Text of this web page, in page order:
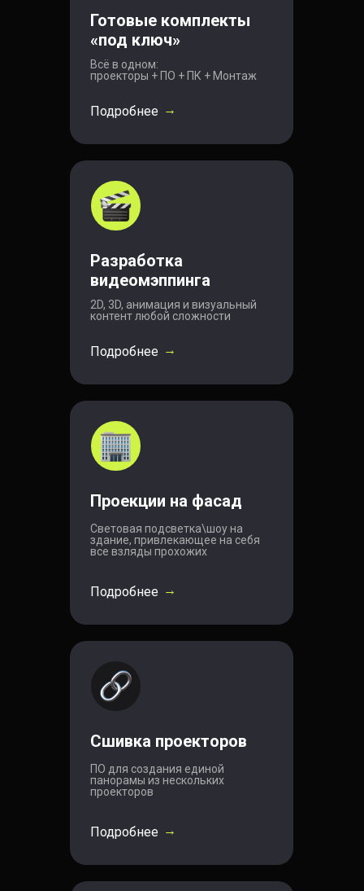
Готовые комплекты
«под ключ»
Подробнее →
Всё в одном:
проекторы + ПО + ПК + Монтаж
Разработка
видеомэппинга
Подробнее →
2D, 3D, анимация и визуальный
контент любой сложности
Проекции на фасад
Подробнее →
Световая подсветка\шоу на
здание, привлекающее на себя
все взляды прохожих
Сшивка проекторов
Подробнее →
ПО для создания единой
панорамы из нескольких
проекторов